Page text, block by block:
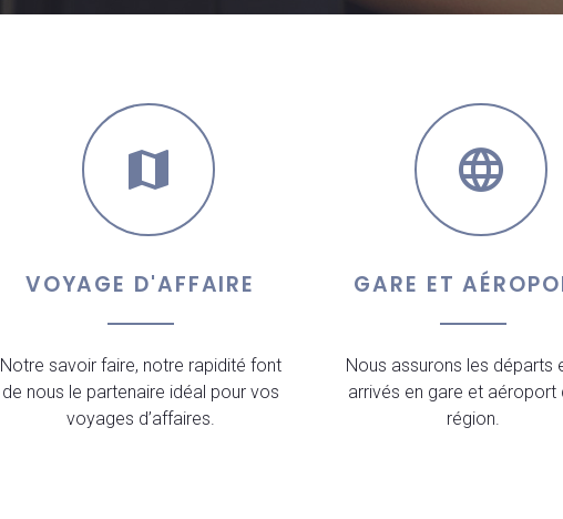
VOYAGE D'AFFAIRE
Notre savoir faire, notre rapidité font
de nous le partenaire idéal pour vos
voyages d’affaires.
GARE ET
Nous assurons les départs
arrivés en gare et aéroport
région.